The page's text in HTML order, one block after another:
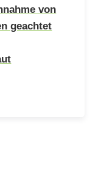
von
geachtet